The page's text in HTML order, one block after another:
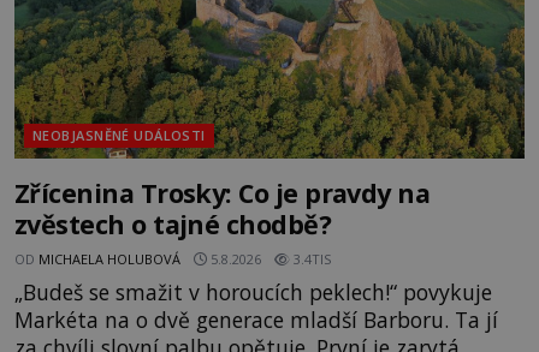
NEOBJASNĚNÉ UDÁLOSTI
Zřícenina Trosky: Co je pravdy na
zvěstech o tajné chodbě?
OD MICHAELA HOLUBOVÁ 5.8.2026 3.4TIS
„Budeš se smažit v horoucích peklech!“ povykuje
Markéta na o dvě generace mladší Barboru. Ta jí